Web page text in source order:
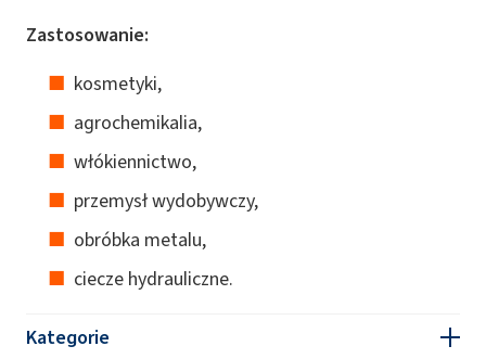
Zastosowanie:
kosmetyki,
agrochemikalia,
włókiennictwo,
przemysł wydobywczy,
obróbka metalu,
ciecze hydrauliczne.
Kategorie